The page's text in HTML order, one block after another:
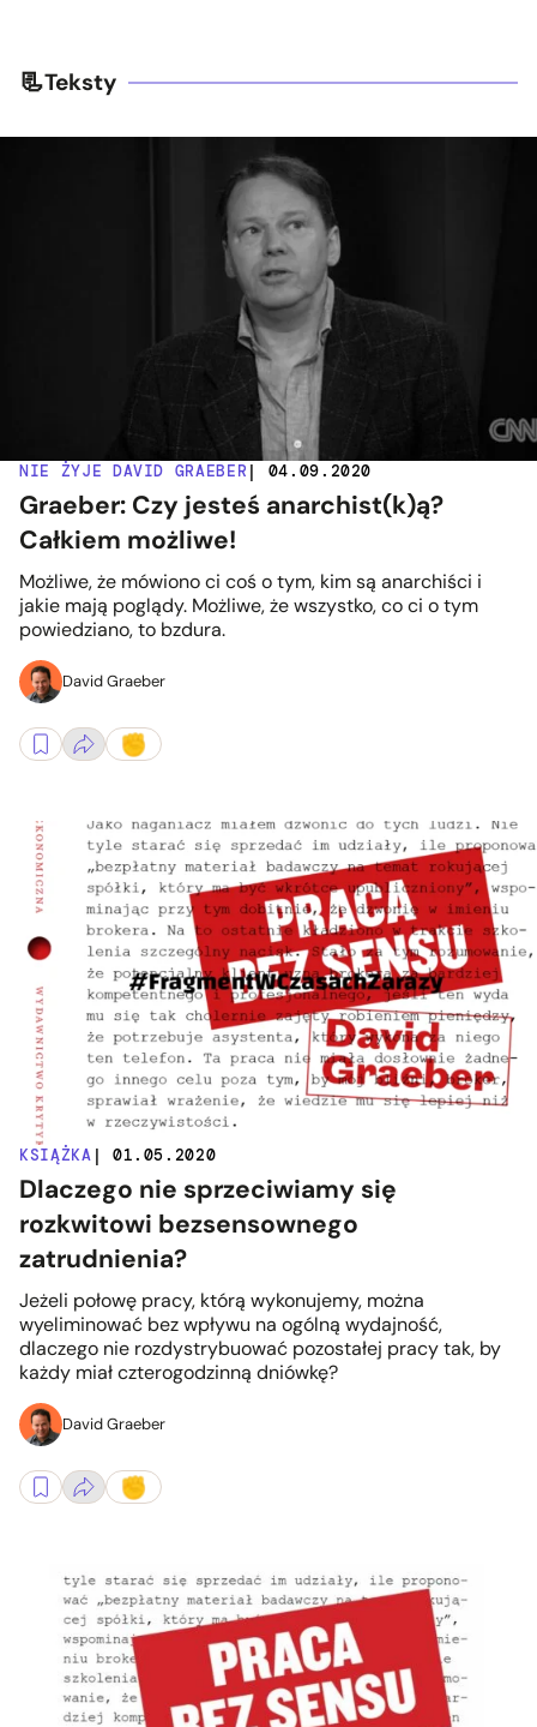
Teksty
NIE ŻYJE DAVID GRAEBER | 04.09.2020
Graeber: Czy jesteś anarchist(k)ą?
Całkiem możliwe!
Możliwe, że mówiono ci coś o tym, kim są anarchiści i
jakie mają poglądy. Możliwe, że wszystko, co ci o tym
powiedziano, to bzdura.
David Graeber
KSIĄŻKA | 01.05.2020
Dlaczego nie sprzeciwiamy się
rozkwitowi bezsensownego
zatrudnienia?
Jeżeli połowę pracy, którą wykonujemy, można
wyeliminować bez wpływu na ogólną wydajność,
dlaczego nie rozdystrybuować pozostałej pracy tak, by
każdy miał czterogodzinną dniówkę?
David Graeber